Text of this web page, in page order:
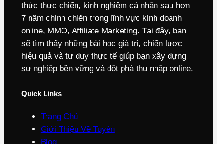
thức thực chiến, kinh nghiệm cá nhân sau hơn
7 năm chinh chiến trong lĩnh vực kinh doanh
online, MMO, Affiliate Marketing. Tại đây, bạn
sẽ tìm thấy những bài học giá trị, chiến lược
hiệu quả và tư duy thực tế giúp bạn xây dựng
sự nghiệp bền vững và đột phá thu nhập online.
Quick Links
Trang Chủ
Giới Thiệu Về Tuyên
Blog